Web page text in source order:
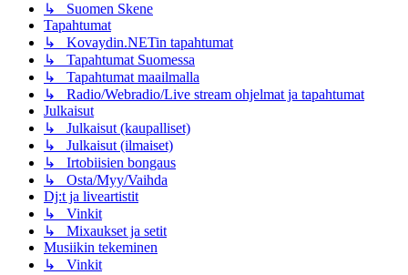
↳ Suomen Skene
Tapahtumat
↳ Kovaydin.NETin tapahtumat
↳ Tapahtumat Suomessa
↳ Tapahtumat maailmalla
↳ Radio/Webradio/Live stream ohjelmat ja tapahtumat
Julkaisut
↳ Julkaisut (kaupalliset)
↳ Julkaisut (ilmaiset)
↳ Irtobiisien bongaus
↳ Osta/Myy/Vaihda
Dj:t ja liveartistit
↳ Vinkit
↳ Mixaukset ja setit
Musiikin tekeminen
↳ Vinkit